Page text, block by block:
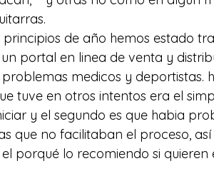
principios de año hemos estado
portal en linea de venta y
medicos y deportistas.
tuve en otros intentos era el
y el segundo es que habia
que no facilitaban el proceso,
porqué lo recomiendo si